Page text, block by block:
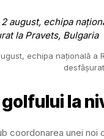
echipa națională a
la
coordonarea unei